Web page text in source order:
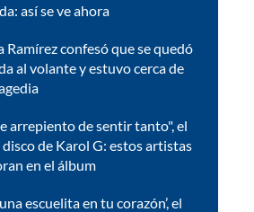
así se ve ahora
Ramírez confesó que se quedó
al volante y estuvo cerca de
arrepiento de sentir tanto", el
de Karol G: estos artistas
en el álbum
escuelita en tu corazón’, el